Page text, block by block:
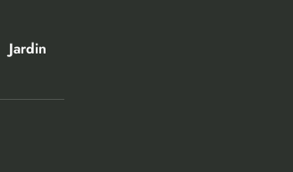
Jardin